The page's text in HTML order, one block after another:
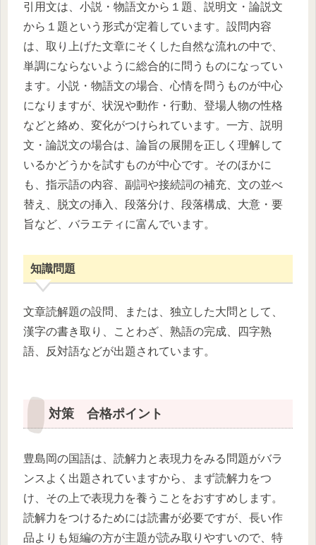
引用文は、小説・物語文から１題、説明文・論説文
から１題という形式が定着しています。設問内容
は、取り上げた文章にそくした自然な流れの中で、
単調にならないように総合的に問うものになってい
ます。小説・物語文の場合、心情を問うものが中心
になりますが、状況や動作・行動、登場人物の性格
などと絡め、変化がつけられています。一方、説明
文・論説文の場合は、論旨の展開を正しく理解して
いるかどうかを試すものが中心です。そのほかに
も、指示語の内容、副詞や接続詞の補充、文の並べ
替え、脱文の挿入、段落分け、段落構成、大意・要
旨など、バラエティに富んでいます。
知識問題
文章読解題の設問、または、独立した大問として、
漢字の書き取り、ことわざ、熟語の完成、四字熟
語、反対語などが出題されています。
対策 合格ポイント
豊島岡の国語は、読解力と表現力をみる問題がバラ
ンスよく出題されていますから、まず読解力をつ
け、その上で表現力を養うことをおすすめします。
読解力をつけるためには読書が必要ですが、長い作
品よりも短編の方が主題が読み取りやすいので、特